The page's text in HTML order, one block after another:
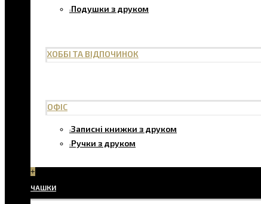
Подушки з друком
ХОББІ ТА ВІДПОЧИНОК
ОФІС
Записні книжки з друком
Ручки з друком
+
ЧАШКИ